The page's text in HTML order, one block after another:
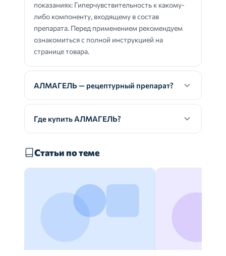
показаниях: Гиперчувствительность к какому-
либо компоненту, входящему в состав
препарата. Перед применением рекомендуем
ознакомиться с полной инструкцией на
странице товара.
АЛМАГЕЛЬ — рецептурный препарат?
Где купить АЛМАГЕЛЬ?
Статьи по теме